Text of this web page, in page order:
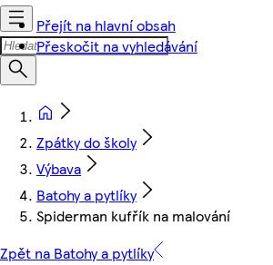
Přejít na hlavní obsah
Přeskočit na vyhledávání
Zpátky do školy
Výbava
Batohy a pytlíky
Spiderman kufřík na malování
Zpět na Batohy a pytlíky